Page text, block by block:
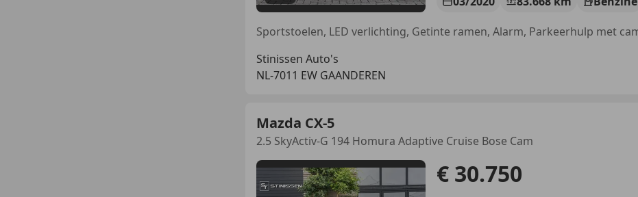
Stinissen Auto's
NL-7011 EW GAANDEREN
Mazda CX-5
2.5 SkyActiv-G 194 Homura Adaptive Cruise Bose Cam
€ 30.750